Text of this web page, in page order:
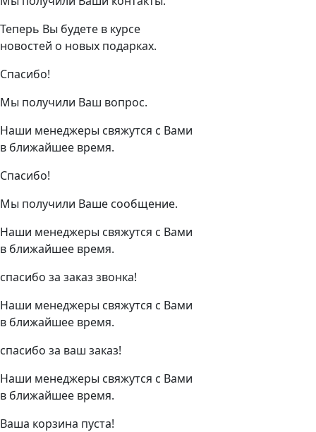
Теперь Вы будете в курсе
новостей о новых подарках.
Спасибо!
Мы получили Ваш вопрос.
Наши менеджеры свяжутся с Вами
в ближайшее время.
Спасибо!
Мы получили Ваше сообщение.
Наши менеджеры свяжутся с Вами
в ближайшее время.
спасибо за заказ звонка!
Наши менеджеры свяжутся с Вами
в ближайшее время.
спасибо за ваш заказ!
Наши менеджеры свяжутся с Вами
в ближайшее время.
Ваша корзина пуста!